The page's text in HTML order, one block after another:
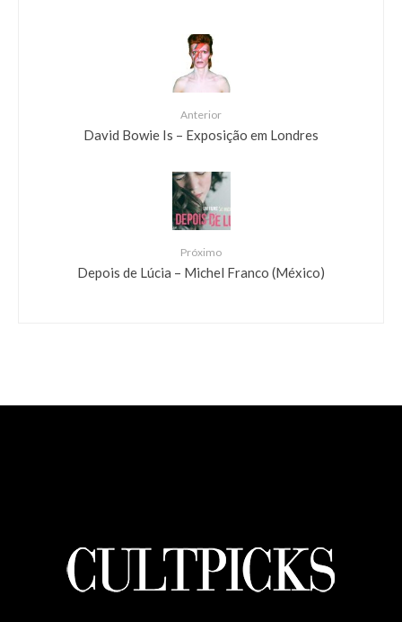
Anterior
David Bowie Is – Exposição em Londres
Próximo
Depois de Lúcia – Michel Franco (México)